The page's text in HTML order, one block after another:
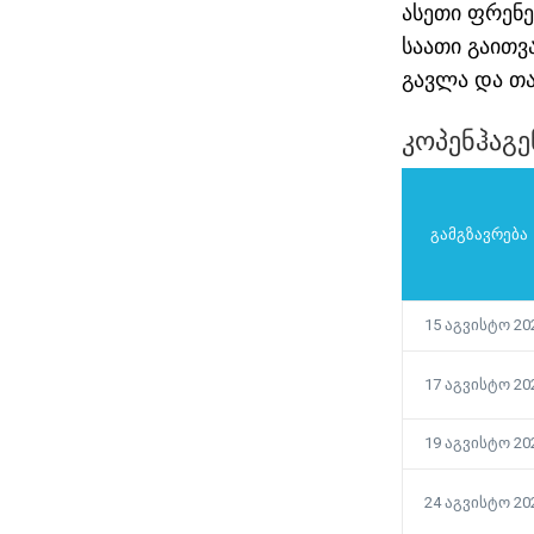
ასეთი
საათი
გავლა და
გამგზავრება
15 აგვისტო
17 აგვისტო
19 აგვისტო
24 აგვისტო